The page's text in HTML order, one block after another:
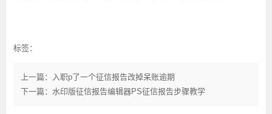
标签：
上一篇：入职p了一个征信报告改掉呆账逾期
下一篇：水印版征信报告编辑器PS征信报告步骤教学